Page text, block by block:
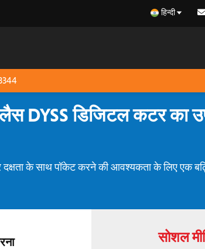
हिन्दी
DYSS डिजिटल कटर का
के साथ पॉकेट करने की आवश्यकता के लिए एक
सोशल